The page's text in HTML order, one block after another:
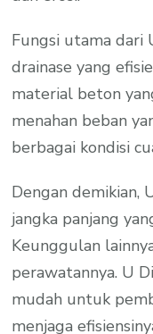
Fungsi utama dari
drainase yang
material beton
menahan beban
berbagai kondisi
Dengan demikian,
jangka panjang
Keunggulan
perawatannya. U
mudah untuk
menjaga